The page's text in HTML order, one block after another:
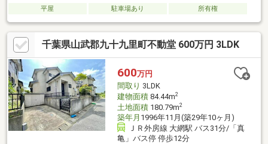
平屋 駐車場あり 所有権
千葉県山武郡九十九里町不動堂 600万円 3LDK
600万円
間取り 3LDK
建物面積84.44m2
土地面積180.79m2
築年月 1996年11月(築29年10ヶ月)
ＪＲ外房線 大網駅 バス31分/「真
亀」バス停 停歩12分